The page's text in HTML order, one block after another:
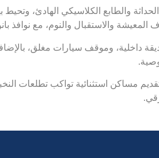
بين الحداثة والطابع الكلاسيكي
المعيشة والاستقبال والنوم، مع
داخلية، وموقف سيارات مغلق،
مساكن استثنائية تواكب تطلعات النخبة